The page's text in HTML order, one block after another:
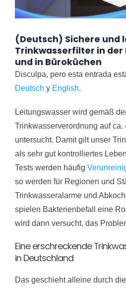
(Deutsch) Sichere und
Trinkwasserfilter in der
und in Büroküchen
Disculpa, pero esta entrada
Deutsch y English.
Leitungswasser wird gemäß
Trinkwasserverordnung auf ca.
untersucht. Damit gilt unser
als sehr gut kontrolliertes
Tests werden häufig
so werden für Regionen und
Trinkwasseralarme und
spielen Bakterienbefall eine
wird dann versucht, das
Eine erschreckende
in Deutschland
Das geschieht alleine durch